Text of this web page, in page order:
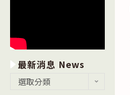
最新消息 News
選取分類